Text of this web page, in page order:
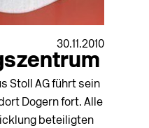
30.11.2010
Stoll AG führt sein
Dogern fort. Alle
beteiligten